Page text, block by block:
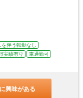
伴う転勤なし
実績有り
車通勤可
興味がある